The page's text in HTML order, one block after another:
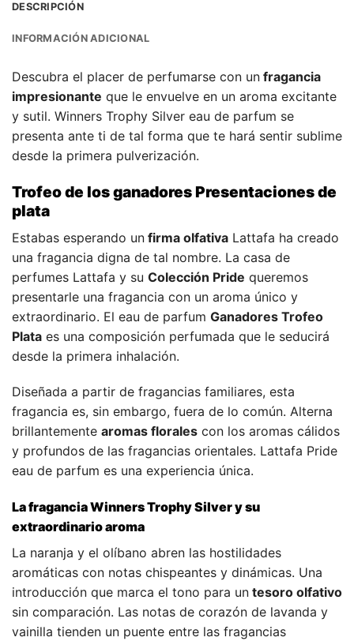
DESCRIPCIÓN
INFORMACIÓN ADICIONAL
Descubra el placer de perfumarse con un fragancia
impresionante que le envuelve en un aroma excitante
y sutil. Winners Trophy Silver eau de parfum se
presenta ante ti de tal forma que te hará sentir sublime
desde la primera pulverización.
Trofeo de los ganadores Presentaciones de
plata
Estabas esperando un firma olfativa Lattafa ha creado
una fragancia digna de tal nombre. La casa de
perfumes Lattafa y su Colección Pride queremos
presentarle una fragancia con un aroma único y
extraordinario. El eau de parfum Ganadores Trofeo
Plata es una composición perfumada que le seducirá
desde la primera inhalación.
Diseñada a partir de fragancias familiares, esta
fragancia es, sin embargo, fuera de lo común. Alterna
brillantemente aromas florales con los aromas cálidos
y profundos de las fragancias orientales. Lattafa Pride
eau de parfum es una experiencia única.
La fragancia Winners Trophy Silver y su
extraordinario aroma
La naranja y el olíbano abren las hostilidades
aromáticas con notas chispeantes y dinámicas. Una
introducción que marca el tono para un tesoro olfativo
sin comparación. Las notas de corazón de lavanda y
vainilla tienden un puente entre las fragancias